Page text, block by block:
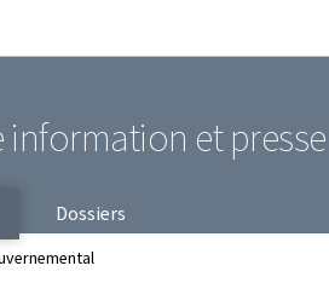
information et presse
Dossiers